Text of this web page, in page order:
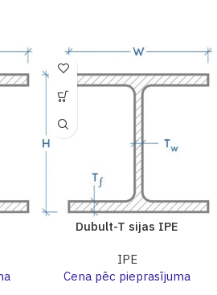
Dubult-T sijas IPE
IPE
Cena pēc pieprasījuma